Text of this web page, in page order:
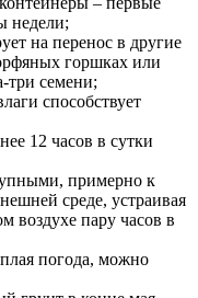
недели;
на перенос в другие
горшках или
три семени;
способствует
12 часов в сутки
примерно к
среде, устраивая
воздухе пару часов в
погода, можно